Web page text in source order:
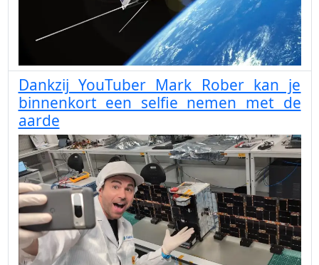
Dankzij YouTuber Mark Rober kan je
binnenkort een selfie nemen met de
aarde